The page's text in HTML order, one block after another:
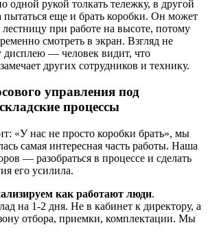
одной рукой толкать тележку, в другой
пытаться еще и брать коробки. Он может
лестницу при работе на высоте, потому
смотреть в экран. Взгляд не
дисплею — человек видит, что
других сотрудников и технику.
управления под
процессы
«У нас не просто коробки брать», мы
самая интересная часть работы. Наша
— разобраться в процессе и сделать
его усилила.
как работают люди.
на 1-2 дня. Не в кабинет к директору, а
отбора, приемки, комплектации. Мы